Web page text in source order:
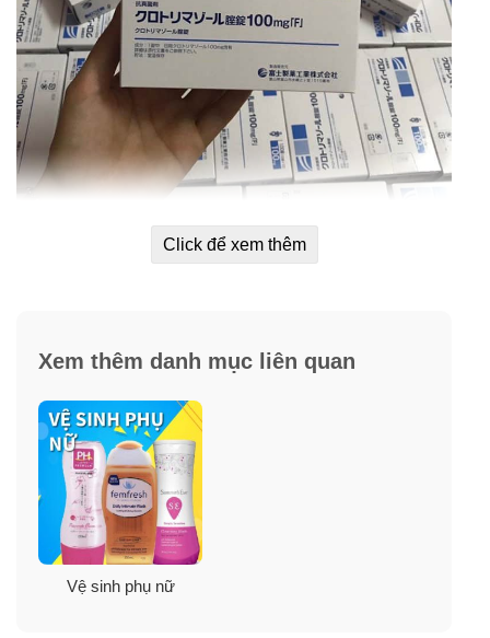
Với thành phần chính là Clotrimzole là một loại kháng
hết của các loại vi nấm gây bệnh, đặc biệt là nấm â.m
đạo.
Clotrimazole được phát hiện vào năm 1969, thuộc danh
sách các chất thiết yếu của Tổ chức Y tế Thế giới.
imidazole. Hoạt chất này can thiệp lên các lipit để tác
Click để xem thêm
Xem thêm danh mục liên quan
Vệ sinh phụ nữ